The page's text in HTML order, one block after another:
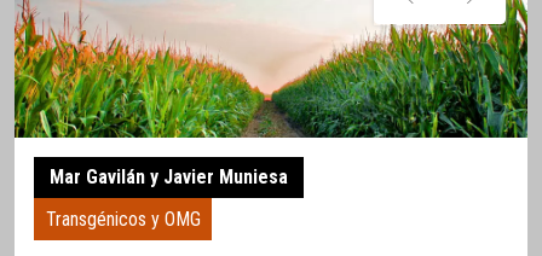
Mar Gavilán y Javier Muniesa
Transgénicos y OMG